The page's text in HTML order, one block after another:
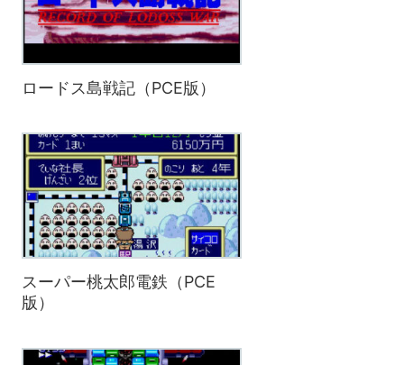
ロードス島戦記（PCE版）
スーパー桃太郎電鉄（PCE
版）